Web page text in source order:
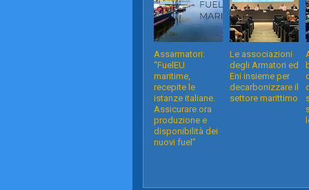
Assarmatori:
“FuelEU
maritime,
recepite le
istanze italiane.
Assicurare ora
produzione e
disponibilità dei
nuovi fuel”
Le associazioni
degli Armatori ed
Eni insieme per
decarbonizzare il
settore marittimo